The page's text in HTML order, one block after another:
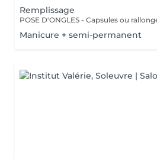
Remplissage
Manicure + semi-permanent